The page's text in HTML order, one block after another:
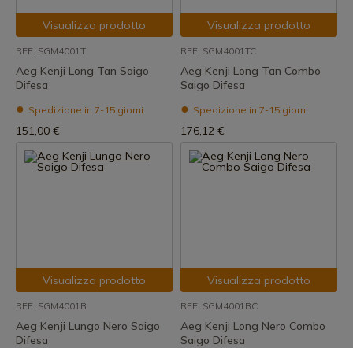
Visualizza prodotto
REF: SGM4001T
Aeg Kenji Long Tan Saigo
Difesa
Spedizione in 7-15 giorni
151,00 €
Visualizza prodotto
REF: SGM4001TC
Aeg Kenji Long Tan Combo
Saigo Difesa
Spedizione in 7-15 giorni
176,12 €
Visualizza prodotto
REF: SGM4001B
Aeg Kenji Lungo Nero Saigo
Difesa
Visualizza prodotto
REF: SGM4001BC
Aeg Kenji Long Nero Combo
Saigo Difesa